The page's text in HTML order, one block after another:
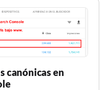
canónicas en